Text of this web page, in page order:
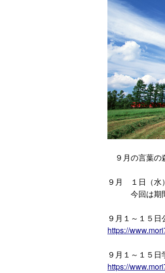
９月の言葉の
９月 １日（水
今回は期間が
９月１～１５日
https://
９月１～１５
https://